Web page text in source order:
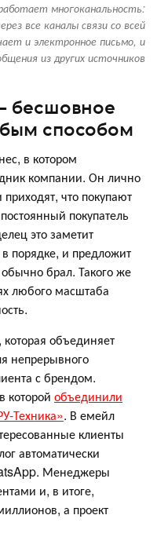
многоканальность:
все каналы связи со всей
и электронное письмо, и
из других источников
бесшовное
способом
в котором
компании. Он лично
приходят, что покупают
покупатель
это заметит
порядке, и предложит
брал. Такого же
любого масштаба
объединяет
непрерывного
с брендом.
которой объединили
Техника». В емейл
клиенты
автоматически
Менеджеры
и, в итоге,
а проект